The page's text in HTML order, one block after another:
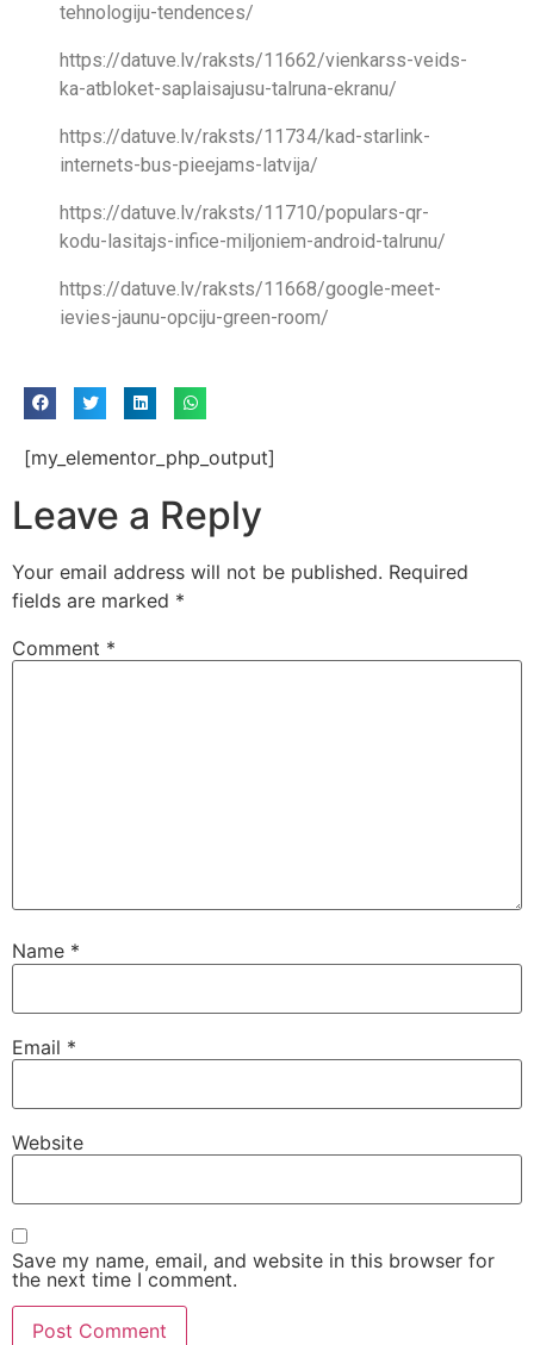
tehnologiju-tendences/
https://datuve.lv/raksts/11662/vienkarss-veids-
ka-atbloket-saplaisajusu-talruna-ekranu/
https://datuve.lv/raksts/11734/kad-starlink-
internets-bus-pieejams-latvija/
https://datuve.lv/raksts/11710/populars-qr-
kodu-lasitajs-infice-miljoniem-android-talrunu/
https://datuve.lv/raksts/11668/google-meet-
ievies-jaunu-opciju-green-room/
[my_elementor_php_output]
Leave a Reply
Your email address will not be published. Required
fields are marked *
Comment *
Name *
Email *
Website
Save my name, email, and website in this browser for
the next time I comment.